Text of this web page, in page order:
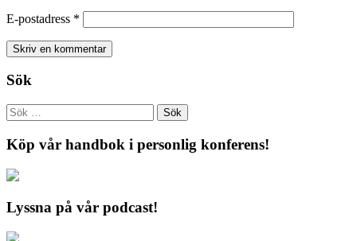
E-postadress *
Sök
Köp vår handbok i personlig konferens!
Lyssna på vår podcast!